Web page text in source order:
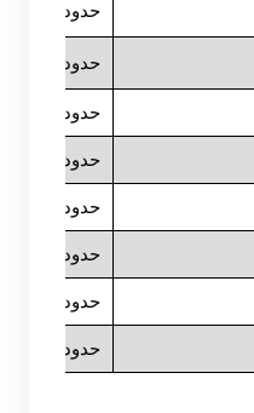
حدود ۲۵۰–۳۰۰ کیلوکالری
حدود ۲–۳ گرم
حدود ۰/۵–۱ گرم
حدود ۶۰–۷۰ گرم
حدود ۵–۸ گرم
حدود ۱۰–۱۵ گرم
حدود ۵–۷ گرم
حدود صفر